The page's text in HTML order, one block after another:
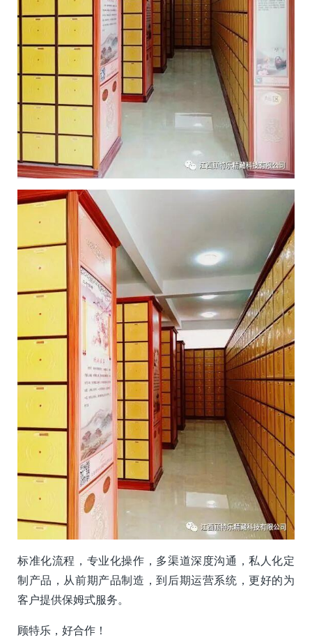
标准化流程，专业化操作，多渠道深度沟通，私人化定
制产品，从前期产品制造，到后期运营系统，更好的为
客户提供保姆式服务。
顾特乐，好合作！